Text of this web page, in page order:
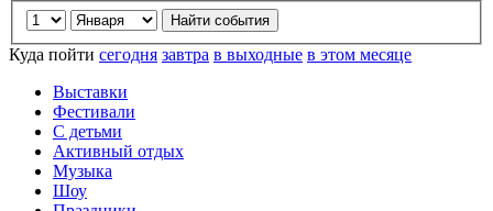
Куда пойти сегодня завтра в выходные в этом месяце
Выставки
Фестивали
С детьми
Активный отдых
Музыка
Шоу